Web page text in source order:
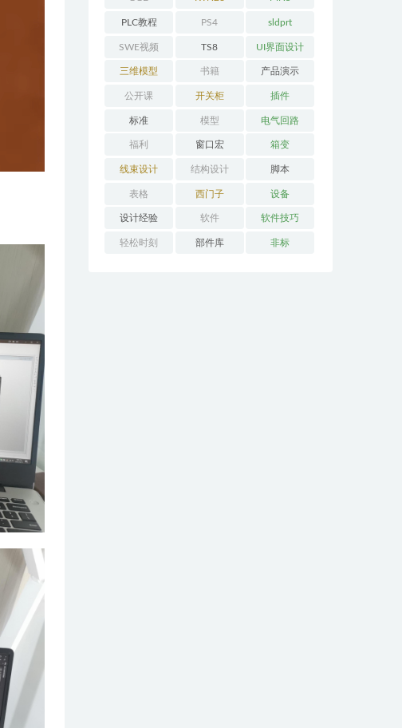
PLC教程 PS4 sldprt
SWE视频 TS8 UI界面设计
三维模型 书籍 产品演示
公开课 开关柜 插件
标准 模型 电气回路
福利 窗口宏 箱变
线束设计 结构设计 脚本
表格 西门子 设备
设计经验 软件 软件技巧
轻松时刻 部件库 非标